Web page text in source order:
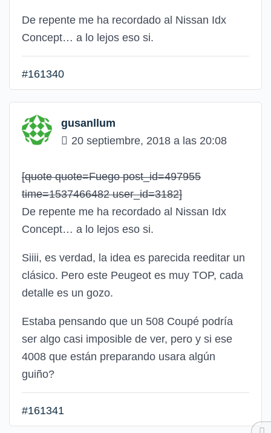
De repente me ha recordado al Nissan Idx
Concept… a lo lejos eso si.
#161340
gusanllum
20 septiembre, 2018 a las 20:08
[quote quote=Fuego post_id=497955
time=1537466482 user_id=3182]
De repente me ha recordado al Nissan Idx
Concept… a lo lejos eso si.
Siiii, es verdad, la idea es parecida reeditar un
clásico. Pero este Peugeot es muy TOP, cada
detalle es un gozo.
Estaba pensando que un 508 Coupé podría
ser algo casi imposible de ver, pero y si ese
4008 que están preparando usara algún
guiño?
#161341